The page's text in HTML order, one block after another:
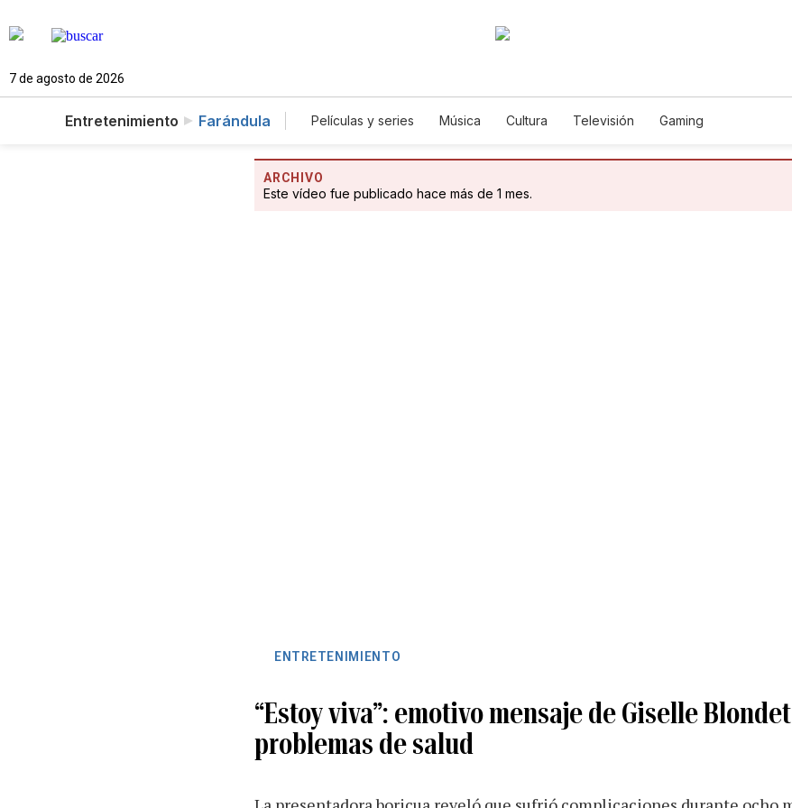
7 de agosto de 2026
Entretenimiento Farándula Películas y series Música Cultura Televisión Gaming
ARCHIVO
Este vídeo fue publicado hace más de 1 mes.
ENTRETENIMIENTO
“Estoy viva”: emotivo mensaje de Giselle
problemas de salud